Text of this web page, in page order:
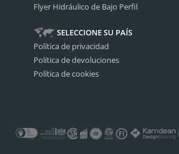
Flyer Hidráulico de Bajo Perfil
SELECCIONE SU PAÍS
Política de privacidad
Política de devoluciones
Política de cookies